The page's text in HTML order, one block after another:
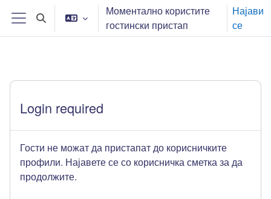
Оди до главна содржина
Страничен панел
Toggle search input
Моментално користите
гостински пристап
Најави
се
Login required
Гости не можат да пристапат до корисничките
профили. Најавете се со корисничка сметка за да
продолжите.